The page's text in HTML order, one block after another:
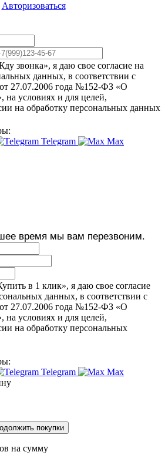
Авторизоваться
звонка», я даю свое согласие на
данных, в соответствии с
27.07.2006 года №152-ФЗ «О
на условиях и для целей,
на обработку персональных данных
Telegram
Max
время мы вам перезвоним.
в 1 клик», я даю свое согласие
данных, в соответствии с
27.07.2006 года №152-ФЗ «О
на условиях и для целей,
на обработку персональных
Telegram
Max
покупки
на сумму